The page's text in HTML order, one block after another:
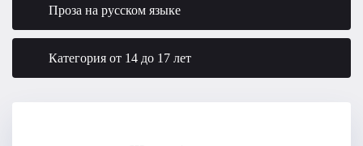
Проза на русском языке
Категория от 14 до 17 лет